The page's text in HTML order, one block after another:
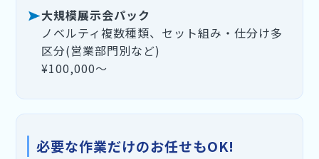
大規模展示会パック
ノベルティ複数種類、セット組み・仕分け多
区分(営業部門別など)
¥100,000〜
必要な作業だけのお任せもOK!